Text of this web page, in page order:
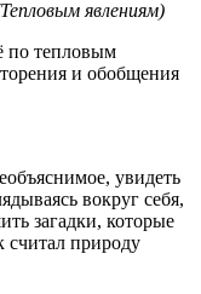
явлениям)
по тепловым
и обобщения
увидеть
вокруг себя,
загадки, которые
считал природу